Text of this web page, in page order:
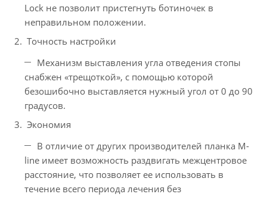
Lock не позволит пристегнуть ботиночек в
неправильном положении.
Точность настройки
Механизм выставления угла отведения стопы
снабжен «трещоткой», с помощью которой
безошибочно выставляется нужный угол от 0 до 90
градусов.
Экономия
В отличие от других производителей планка M-
line имеет возможность раздвигать межцентровое
расстояние, что позволяет ее использовать в
течение всего периода лечения без